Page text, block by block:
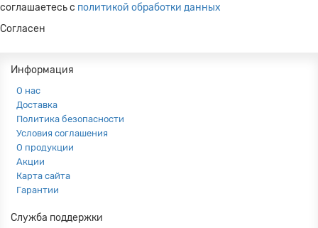
соглашаетесь c политикой обработки данных
Согласен
Информация
О нас
Доставка
Политика безопасности
Условия соглашения
О продукции
Акции
Карта сайта
Гарантии
Служба поддержки